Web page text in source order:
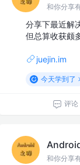
分享下最近解
但总算收获颇
juejin.im
今天学到了
评论